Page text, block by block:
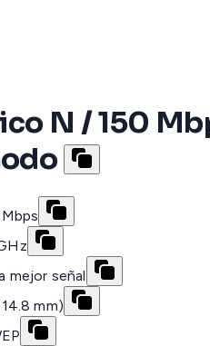
N / 150
mejor señal
mm)